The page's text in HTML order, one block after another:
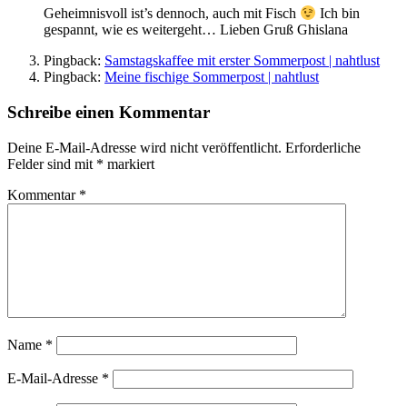
Geheimnisvoll ist’s dennoch, auch mit Fisch
Ich bin
gespannt, wie es weitergeht… Lieben Gruß Ghislana
Pingback: Samstagskaffee mit erster Sommerpost | nahtlust
Pingback: Meine fischige Sommerpost | nahtlust
Schreibe einen Kommentar
Deine E-Mail-Adresse wird nicht veröffentlicht. Erforderliche
Felder sind mit * markiert
Kommentar *
Name *
E-Mail-Adresse *